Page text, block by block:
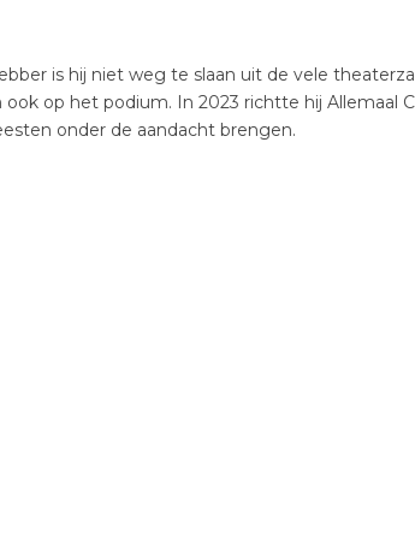
is hij niet weg te slaan uit de vele
op het podium. In 2023 richtte hij Allemaal
onder de aandacht brengen.